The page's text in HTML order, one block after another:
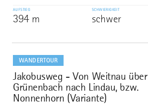
AUFSTIEG
394 m
SCHWIERIGKEIT
schwer
WANDERTOUR
9
Jakobusweg - Von Weitnau über
Grünenbach nach Lindau, bzw.
Nonnenhorn (Variante)
dazu